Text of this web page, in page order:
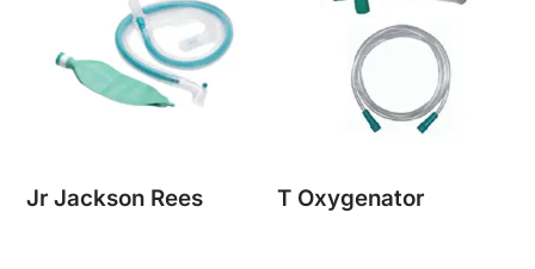
Jr Jackson Rees T Oxygenator